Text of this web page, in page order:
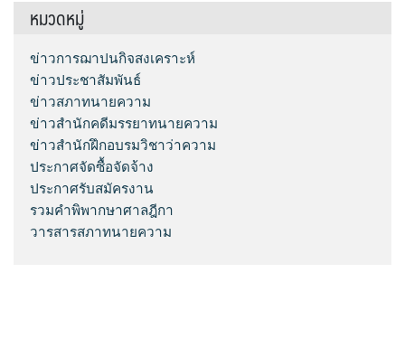
หมวดหมู่
ข่าวการฌาปนกิจสงเคราะห์
ข่าวประชาสัมพันธ์
ข่าวสภาทนายความ
ข่าวสำนักคดีมรรยาทนายความ
ข่าวสำนักฝึกอบรมวิชาว่าความ
ประกาศจัดซื้อจัดจ้าง
ประกาศรับสมัครงาน
รวมคำพิพากษาศาลฎีกา
วารสารสภาทนายความ